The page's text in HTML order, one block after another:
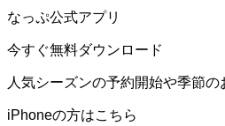
なっぷ公式アプリ
今すぐ無料ダウンロード
人気シーズンの予約開始や季節の
iPhoneの方はこちら